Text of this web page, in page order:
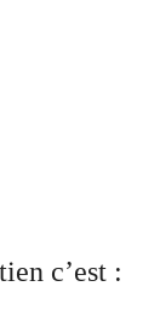
c’est :